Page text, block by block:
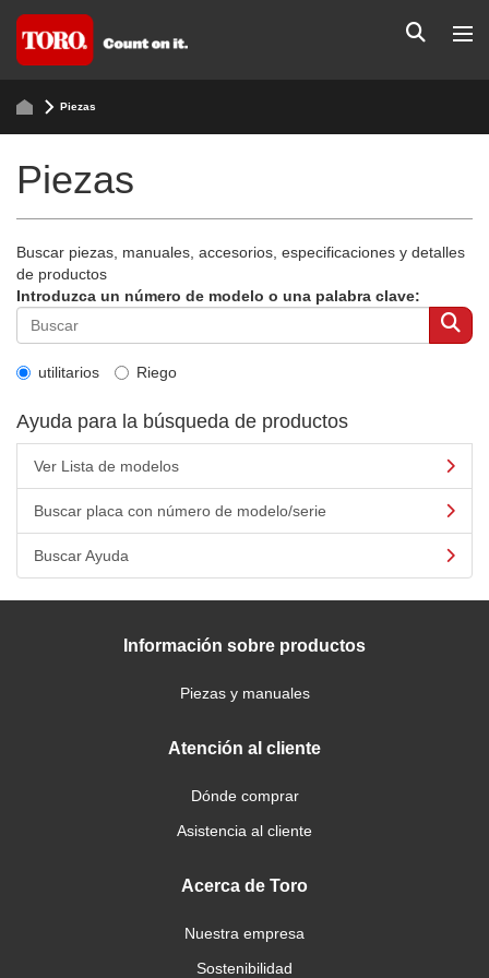
Piezas
Piezas
Buscar piezas, manuales, accesorios, especificaciones y detalles
de productos
Introduzca un número de modelo o una palabra clave:
utilitarios Riego
Ayuda para la búsqueda de productos
Ver Lista de modelos
Buscar placa con número de modelo/serie
Buscar Ayuda
Información sobre productos
Piezas y manuales
Atención al cliente
Dónde comprar
Asistencia al cliente
Acerca de Toro
Nuestra empresa
Sostenibilidad